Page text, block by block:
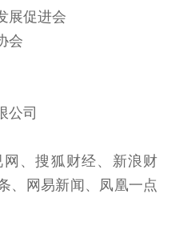
展促进会
会
公司
、搜狐财经、新浪财
、网易新闻、凤凰一点